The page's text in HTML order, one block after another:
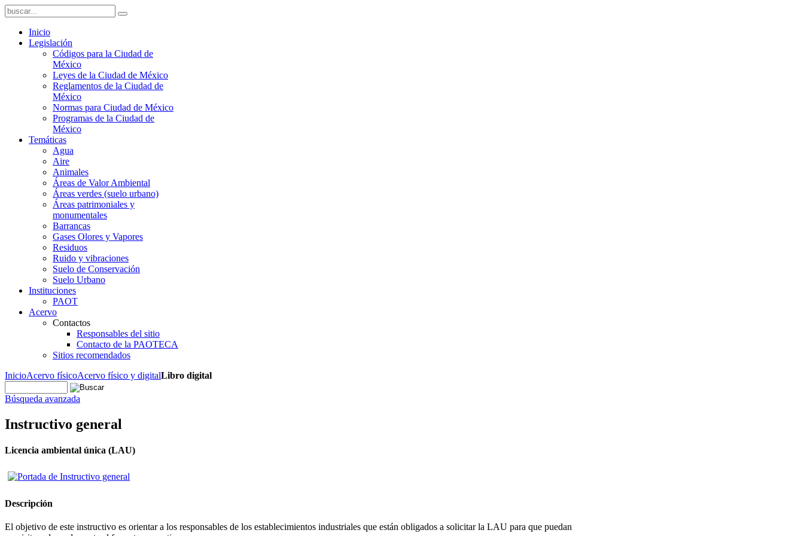
Inicio
Legislación
Códigos para la Ciudad de
México
Leyes de la Ciudad de México
Reglamentos de la Ciudad de
México
Normas para Ciudad de México
Programas de la Ciudad de
México
Temáticas
Agua
Aire
Animales
Áreas de Valor Ambiental
Áreas verdes (suelo urbano)
Áreas patrimoniales y
monumentales
Barrancas
Gases Olores y Vapores
Residuos
Ruido y vibraciones
Suelo de Conservación
Suelo Urbano
Instituciones
PAOT
Acervo
Contactos
Responsables del sitio
Contacto de la PAOTECA
Sitios recomendados
InicioAcervo físicoAcervo físico y digitalLibro digital
Búsqueda avanzada
Instructivo general
Licencia ambiental única (LAU)
Descripción
El objetivo de este instructivo es orientar a los responsables de los establecimientos industriales que están obligados a solicitar la LAU para que puedan